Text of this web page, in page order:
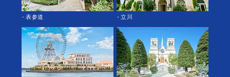
- 表参道 - 立川